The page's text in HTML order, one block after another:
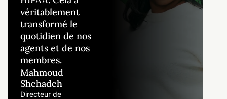
véritablement
transformé le
quotidien de nos
agents et de nos
membres.
Mahmoud
Shehadeh
Directeur de